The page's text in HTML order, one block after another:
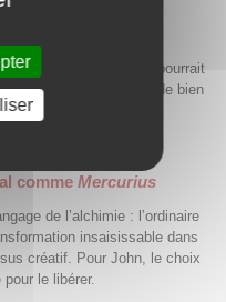
une énergie qui pourrait
parce que tu essaies de bien
comme Mercurius
de l’alchimie : l’ordinaire
insaisissable dans
créatif. Pour John, le choix
le libérer.